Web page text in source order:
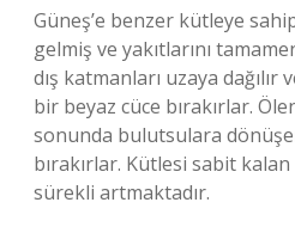
Güneş’e benzer kütleye
gelmiş ve yakıtlarını
dış katmanları uzaya dağılır
bir beyaz cüce bırakırlar.
sonunda bulutsulara
bırakırlar. Kütlesi sabit kalan
sürekli artmaktadır.